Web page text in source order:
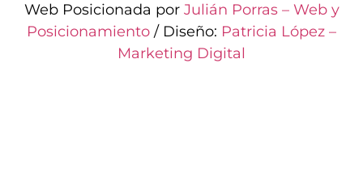
Web Posicionada por Julián Porras – Web y
Posicionamiento / Diseño: Patricia López –
Marketing Digital